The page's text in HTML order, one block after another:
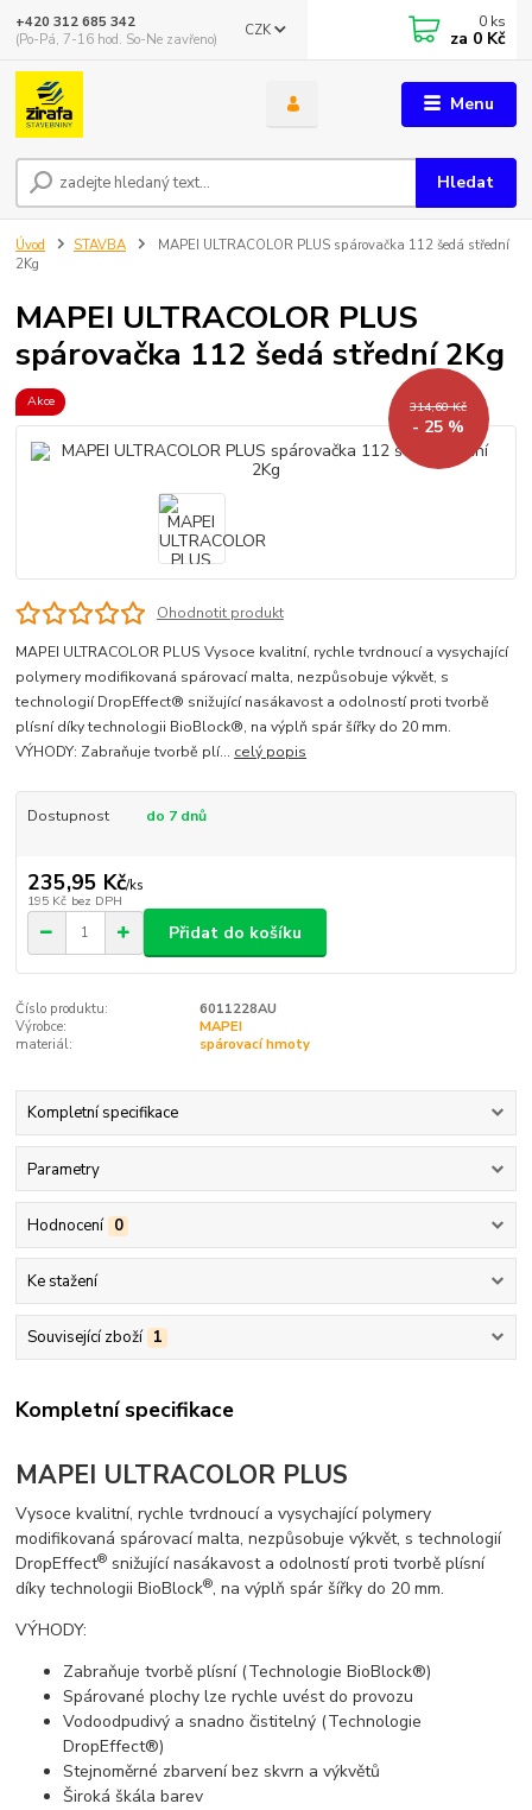
Menu
CZK
Hledat
+420 312 685 342
(Po-Pá, 7-16 hod. So-Ne zavřeno)
0 ks
za 0 Kč
Úvod STAVBA
MAPEI ULTRACOLOR PLUS spárovačka 112 šedá střední
2Kg
MAPEI ULTRACOLOR PLUS
spárovačka 112 šedá střední 2Kg
Akce 314,60 Kč
- 25 %
Ohodnotit produkt
MAPEI ULTRACOLOR PLUS Vysoce kvalitní, rychle tvrdnoucí a vysychající
polymery modifikovaná spárovací malta, nezpůsobuje výkvět, s
technologií DropEffect® snižující nasákavost a odolností proti tvorbě
plísní díky technologii BioBlock®, na výplň spár šířky do 20 mm.
VÝHODY: Zabraňuje tvorbě plí... celý popis
Dostupnost do 7 dnů
235,95 Kč/ks
195 Kč bez DPH
Přidat do košíku
Číslo produktu:
6011228AU
Výrobce:
MAPEI
materiál:
spárovací hmoty
Kompletní specifikace
Parametry
Hodnocení 0
Ke stažení
Související zboží 1
Kompletní specifikace
MAPEI ULTRACOLOR PLUS
Vysoce kvalitní, rychle tvrdnoucí a vysychající polymery
modifikovaná spárovací malta, nezpůsobuje výkvět, s technologií
DropEffect® snižující nasákavost a odolností proti tvorbě plísní
díky technologii BioBlock®, na výplň spár šířky do 20 mm.
VÝHODY:
Zabraňuje tvorbě plísní (Technologie BioBlock®)
Spárované plochy lze rychle uvést do provozu
Vodoodpudivý a snadno čistitelný (Technologie
DropEffect®)
Stejnoměrné zbarvení bez skvrn a výkvětů
Široká škála barev